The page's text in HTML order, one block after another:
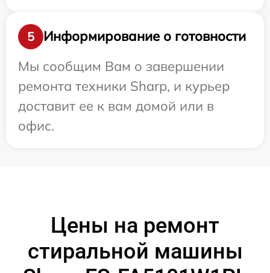
5
Информирование о готовности
Мы сообщим Вам о завершении
ремонта техники Sharp, и курьер
доставит ее к вам домой или в
офис.
Цены на ремонт
стиральной машины